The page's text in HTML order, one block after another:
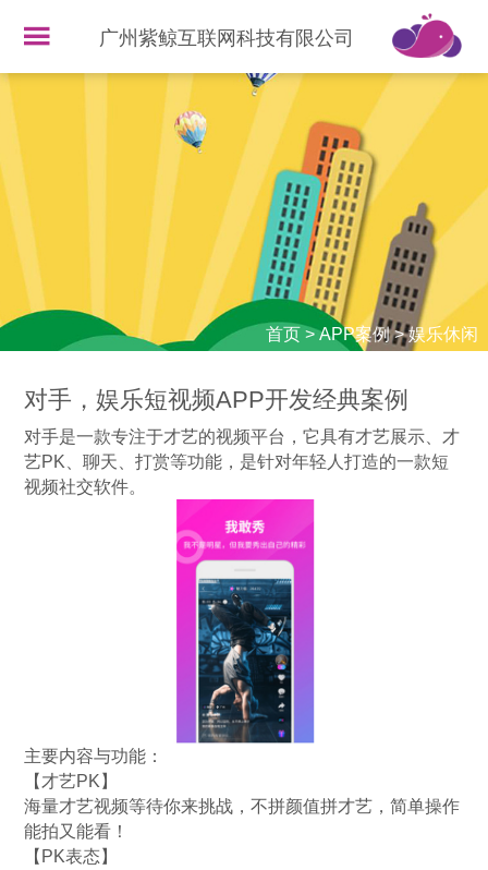
广州紫鲸互联网科技有限公司
首页>APP案例>娱乐休闲
对手，娱乐短视频APP开发经典案例
对手是一款专注于才艺的视频平台，它具有才艺展示、才
艺PK、聊天、打赏等功能，是针对年轻人打造的一款短
视频社交软件。
主要内容与功能：
【才艺PK】
海量才艺视频等待你来挑战，不拼颜值拼才艺，简单操作
能拍又能看！
【PK表态】